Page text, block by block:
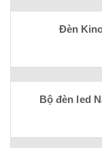
Đèn
Bộ đèn led